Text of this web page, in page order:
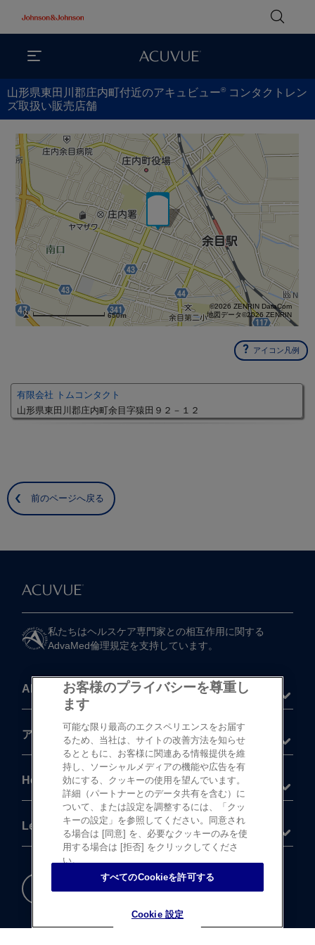
山形県東田川郡庄内町付近のアキュビュー® コンタクトレン
ズ取扱い販売店舗
650m
©2026 ZENRIN DataCom
地図データ©2026 ZENRIN
アイコン凡例
有限会社 トムコンタクト
山形県東田川郡庄内町余目字猿田９２－１２
前のページへ戻る
私たちは​ヘルスケア専門家との​相互作用に​関する​
AdvaMed倫理規定を​支持しています。
About
アキュビュー®製品
Help
Legal
重要な​安全情報
お客様のプライバシーを尊重し
ます
可能な限り最高のエクスペリエンスをお届す
るため、当社は、サイトの改善方法を知らせ
るとともに、お客様に関連ある情報提供を維
持し、ソーシャルメディアの機能や広告を有
効にする、クッキーの使用を望んでいます。
詳細（パートナーとのデータ共有を含む）に
ついて、または設定を調整するには、「クッ
キーの設定」を参照してください。同意され
る場合は [同意] を、必要なクッキーのみを使
用する場合は [拒否] をクリックしてくださ
い。
Cookie 設定
すべてのCookieを許可する